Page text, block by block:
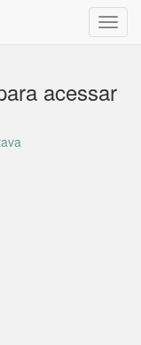
acessar